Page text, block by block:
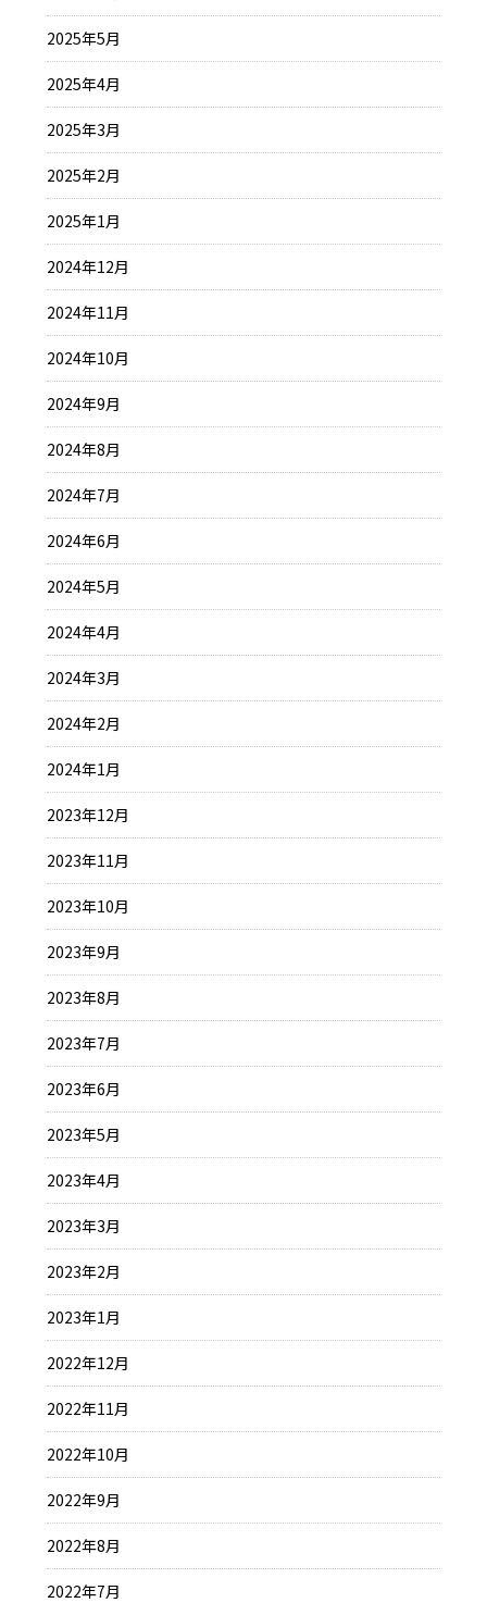
2025年5月
2025年4月
2025年3月
2025年2月
2025年1月
2024年12月
2024年11月
2024年10月
2024年9月
2024年8月
2024年7月
2024年6月
2024年5月
2024年4月
2024年3月
2024年2月
2024年1月
2023年12月
2023年11月
2023年10月
2023年9月
2023年8月
2023年7月
2023年6月
2023年5月
2023年4月
2023年3月
2023年2月
2023年1月
2022年12月
2022年11月
2022年10月
2022年9月
2022年8月
2022年7月